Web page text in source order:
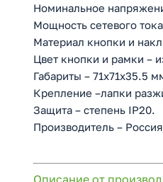
Номинальное
Мощность сетевого
Материал кнопки и
Цвет кнопки и рамки –
Габариты – 71х71х35.5
Крепление –лапки
Защита – степень IP20.
Производитель –
Описание от